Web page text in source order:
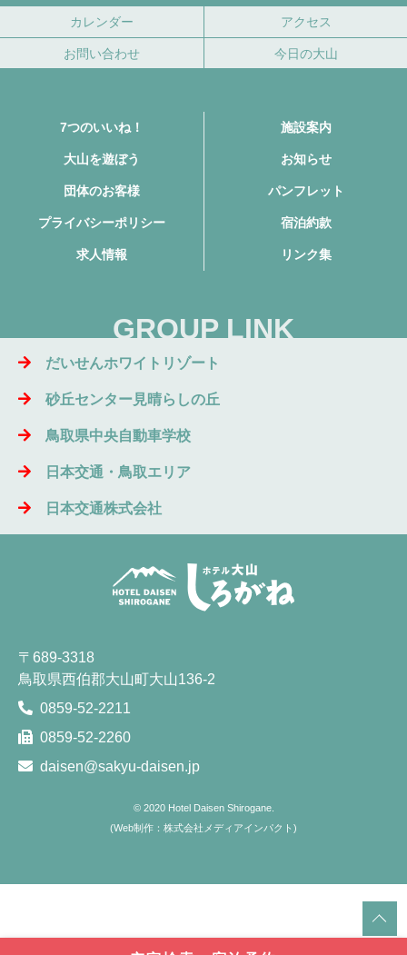
カレンダー アクセス
お問い合わせ 今日の大山
7つのいいね！ 施設案内
大山を遊ぼう お知らせ
団体のお客様 パンフレット
プライバシーポリシー 宿泊約款
求人情報 リンク集
GROUP LINK
だいせんホワイトリゾート
砂丘センター見晴らしの丘
鳥取県中央自動車学校
日本交通・鳥取エリア
日本交通株式会社
〒689-3318
鳥取県西伯郡大山町大山136-2
0859-52-2211
0859-52-2260
daisen@sakyu-daisen.jp
© 2020 Hotel Daisen Shirogane.
(Web制作：株式会社メディアインパクト )